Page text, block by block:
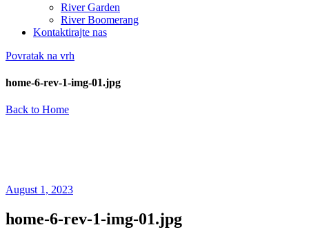
River Garden
River Boomerang
Kontaktirajte nas
Povratak na vrh
home-6-rev-1-img-01.jpg
Back to Home
August 1, 2023
home-6-rev-1-img-01.jpg